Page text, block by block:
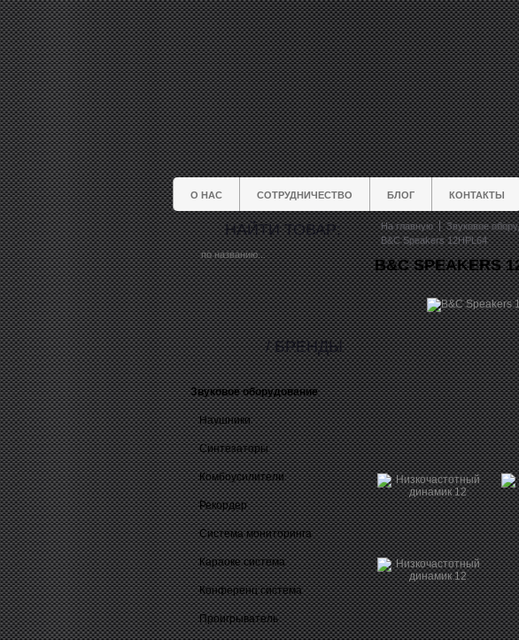
О НАС СОТРУДНИЧЕСТВО БЛОГ КОНТАКТЫ
НАЙТИ ТОВАР:
Звуковое оборудование
Наушники
Синтезаторы
Комбоусилители
Рекордер
Система мониторинга
Караоке система
Конференц система
Проигрыватель
/ БРЕНДЫ
На главную Звуковое
B&C Speakers 12HPL64
B&C SPEAKERS